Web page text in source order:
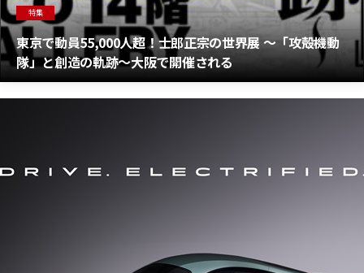
特集
東京で動員55,000人超！士郎正宗の世界展 ～「攻殻機動
隊」と創造の軌跡～大阪で開催される